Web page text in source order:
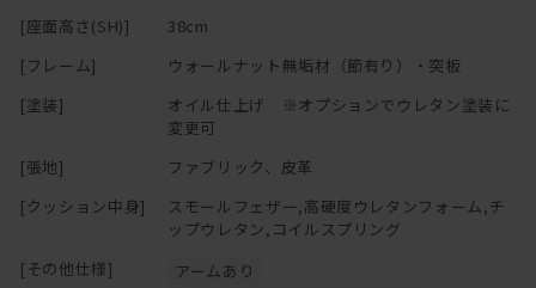
ホームパーティーのときは料理を大皿で並べても。。。。
す。
が・・・
クッションは取り外しの出来るカバーリングタイプなのでドライク
ソファと一緒に替えカバーもお求め頂けますので、
※「節少なめ」のご注文につきましては、別途お見積りにて承って
おります。
[座面高さ(SH)]
38cm
[フレーム]
ウォールナット無垢材（節有り）・突板
[塗装]
オイル仕上げ ※オプションでウレタン塗装に
変更可
[張地]
ファブリック、皮革
[クッション中身]
スモールフェザー,高硬度ウレタンフォーム,チ
ップウレタン,コイルスプリング
[その他仕様]
アームあり